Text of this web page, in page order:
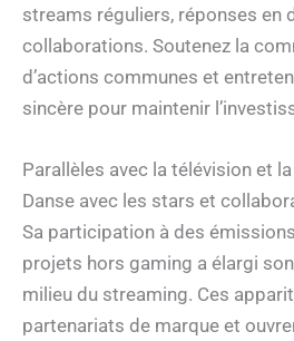
streams réguliers, réponses en
collaborations. Soutenez la
d’actions communes et
sincère pour maintenir
Parallèles avec la télévision et
Danse avec les stars et
Sa participation à des
projets hors gaming a élargi
milieu du streaming. Ces
partenariats de marque et